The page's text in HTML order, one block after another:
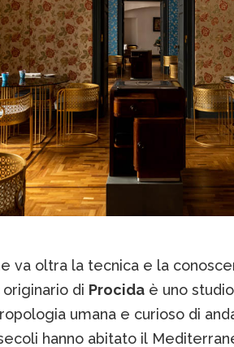
va oltra la tecnica e la
di Procidaè uno
umana e curioso di
hanno abitato il